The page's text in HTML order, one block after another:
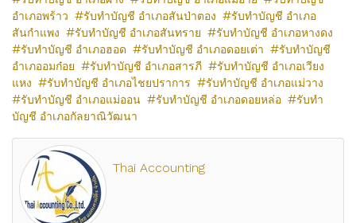
อำเภอพร้าว
รับทำบัญชี อำเภอสันป่าตอง
รับทำบัญชี อำเภอ
สันกำแพง
รับทำบัญชี อำเภอสันทราย
รับทำบัญชี อำเภอหางดง
รับทำบัญชี อำเภอฮอด
รับทำบัญชี อำเภอดอยเต่า
รับทำบัญชี
อำเภออมก๋อย
รับทำบัญชี อำเภอสารภี
รับทำบัญชี อำเภอเวียง
แหง
รับทำบัญชี อำเภอไชยปราการ
รับทำบัญชี อำเภอแม่วาง
รับทำบัญชี อำเภอแม่ออน
รับทำบัญชี อำเภอดอยหล่อ
รับทำ
บัญชี อำเภอกัลยาณิวัฒนา
Thai Accounting